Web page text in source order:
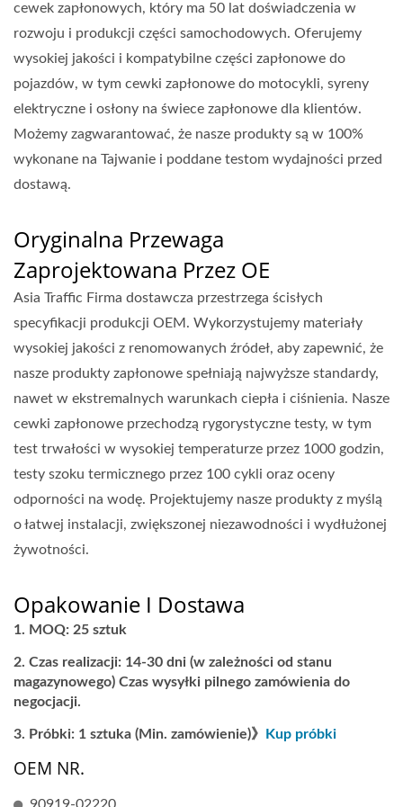
cewek zapłonowych, który ma 50 lat doświadczenia w
rozwoju i produkcji części samochodowych. Oferujemy
wysokiej jakości i kompatybilne części zapłonowe do
pojazdów, w tym cewki zapłonowe do motocykli, syreny
elektryczne i osłony na świece zapłonowe dla klientów.
Możemy zagwarantować, że nasze produkty są w 100%
wykonane na Tajwanie i poddane testom wydajności przed
dostawą.
Oryginalna Przewaga
Zaprojektowana Przez OE
Asia Traffic Firma dostawcza przestrzega ścisłych
specyfikacji produkcji OEM. Wykorzystujemy materiały
wysokiej jakości z renomowanych źródeł, aby zapewnić, że
nasze produkty zapłonowe spełniają najwyższe standardy,
nawet w ekstremalnych warunkach ciepła i ciśnienia. Nasze
cewki zapłonowe przechodzą rygorystyczne testy, w tym
test trwałości w wysokiej temperaturze przez 1000 godzin,
testy szoku termicznego przez 100 cykli oraz oceny
odporności na wodę. Projektujemy nasze produkty z myślą
o łatwej instalacji, zwiększonej niezawodności i wydłużonej
żywotności.
Opakowanie I Dostawa
MOQ: 25 sztuk
Czas realizacji: 14-30 dni (w zależności od stanu
magazynowego) Czas wysyłki pilnego zamówienia do
negocjacji.
Próbki: 1 sztuka (Min. zamówienie)》 Kup próbki
OEM NR.